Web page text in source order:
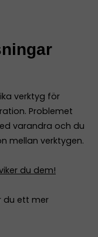
verktyg för
Problemet
varandra och du
mellan verktygen.
du dem!
du ett mer